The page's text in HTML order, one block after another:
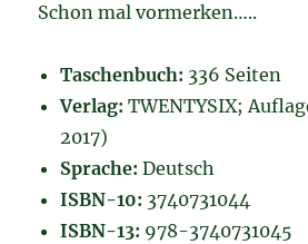
Schon mal vormerken…..
Taschenbuch: 336 Seiten
Verlag: TWENTYSIX;
2017)
Sprache: Deutsch
ISBN-10: 3740731044
ISBN-13: 978-3740731045